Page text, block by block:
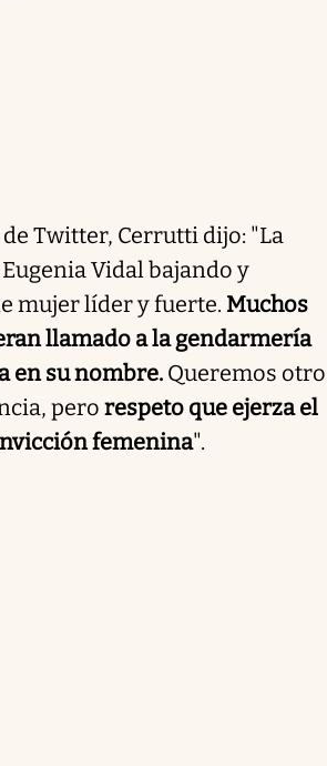
de Twitter, Cerrutti dijo: "La
Vidal bajando y
mujer líder y fuerte. Muchos
llamado a la gendarmería
en su nombre. Queremos otro
pero respeto que ejerza el
femenina".